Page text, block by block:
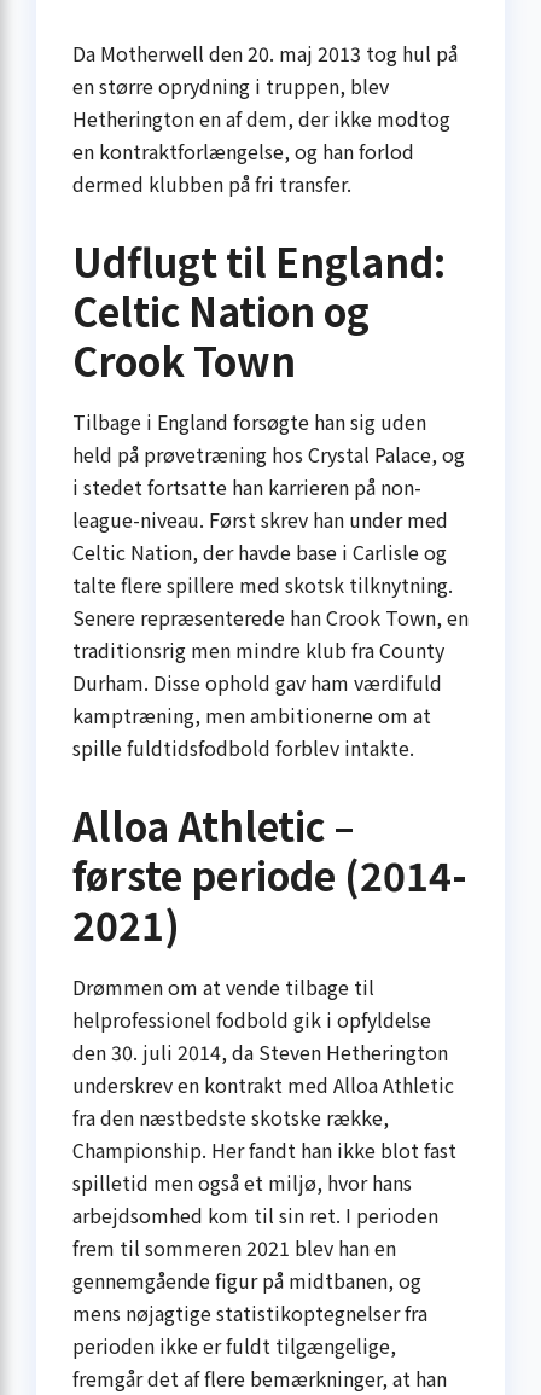
Da Motherwell den 20. maj 2013 tog hul på
en større oprydning i truppen, blev
Hetherington en af dem, der ikke modtog
en kontraktforlængelse, og han forlod
dermed klubben på fri transfer.
Udflugt til England:
Celtic Nation og
Crook Town
Tilbage i England forsøgte han sig uden
held på prøvetræning hos Crystal Palace, og
i stedet fortsatte han karrieren på non-
league-niveau. Først skrev han under med
Celtic Nation, der havde base i Carlisle og
talte flere spillere med skotsk tilknytning.
Senere repræsenterede han Crook Town, en
traditionsrig men mindre klub fra County
Durham. Disse ophold gav ham værdifuld
kamptræning, men ambitionerne om at
spille fuldtidsfodbold forblev intakte.
Alloa Athletic –
første periode (2014-
2021)
Drømmen om at vende tilbage til
helprofessionel fodbold gik i opfyldelse
den 30. juli 2014, da Steven Hetherington
underskrev en kontrakt med Alloa Athletic
fra den næstbedste skotske række,
Championship. Her fandt han ikke blot fast
spilletid men også et miljø, hvor hans
arbejdsomhed kom til sin ret. I perioden
frem til sommeren 2021 blev han en
gennemgående figur på midtbanen, og
mens nøjagtige statistikoptegnelser fra
perioden ikke er fuldt tilgængelige,
fremgår det af flere bemærkninger, at han